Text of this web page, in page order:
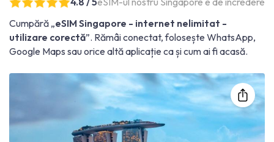
Cumpără „eSIM Singapore - internet nelimitat -
utilizare corectă”. Rămâi conectat, folosește WhatsApp,
Google Maps sau orice altă aplicație ca și cum ai fi acasă.